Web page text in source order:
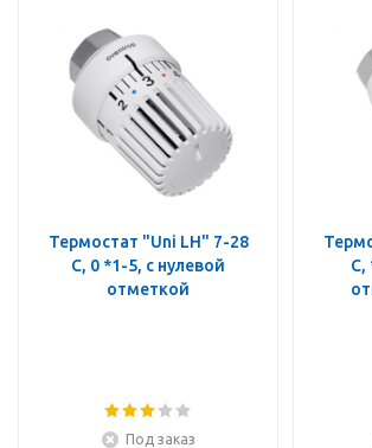
Термостат "Uni LH" 7-28
C, 0 *1-5, с нулевой
отметкой
Под заказ
C,